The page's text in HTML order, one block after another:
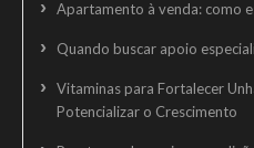
Apartamento à venda: como
Quando buscar apoio
Vitaminas para Fortalecer
Potencializar o Crescimento